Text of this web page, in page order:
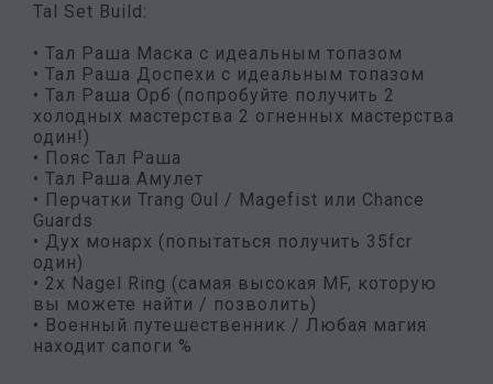
Tal Set Build:
• Тал Раша Маска с идеальным топазом
• Тал Раша Доспехи с идеальным топазом
• Тал Раша Орб (попробуйте получить 2
холодных мастерства 2 огненных мастерства
один!)
• Пояс Тал Раша
• Тал Раша Амулет
• Перчатки Trang Oul / Magefist или Chance
Guards
• Дух монарх (попытаться получить 35fcr
один)
• 2x Nagel Ring (самая высокая MF, которую
вы можете найти / позволить)
• Военный путешественник / Любая магия
находит сапоги %